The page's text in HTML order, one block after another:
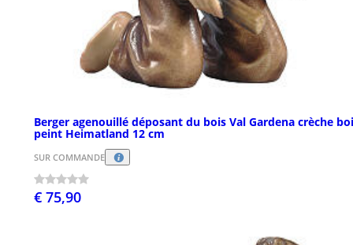
Berger agenouillé déposant du bois Val Gardena crèche
peint Heimatland 12 cm
SUR COMMANDE
€ 75,90